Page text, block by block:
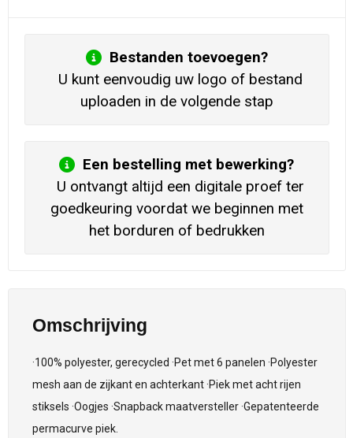
Bestanden toevoegen?
U kunt eenvoudig uw logo of bestand
uploaden in de volgende stap
Een bestelling met bewerking?
U ontvangt altijd een digitale proef ter
goedkeuring voordat we beginnen met
het borduren of bedrukken
Omschrijving
·100% polyester, gerecycled ·Pet met 6 panelen ·Polyester
mesh aan de zijkant en achterkant ·Piek met acht rijen
stiksels ·Oogjes ·Snapback maatversteller ·Gepatenteerde
permacurve piek.